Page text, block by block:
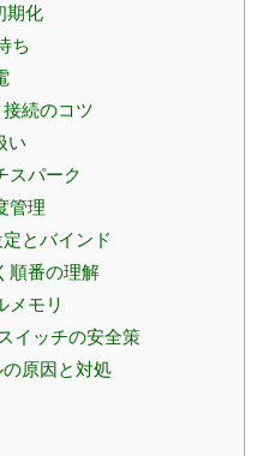
期化
ち
続のコツ
い
スパーク
管理
とバインド
順番の理解
メモリ
イッチの安全策
原因と対処